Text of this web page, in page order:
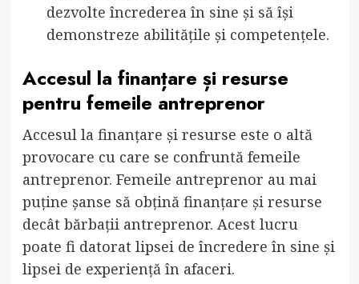
dezvolte încrederea în sine și să își
demonstreze abilitățile și competențele.
Accesul la finanțare și resurse
pentru femeile antreprenor
Accesul la finanțare și resurse este o altă
provocare cu care se confruntă femeile
antreprenor. Femeile antreprenor au mai
puține șanse să obțină finanțare și resurse
decât bărbații antreprenor. Acest lucru
poate fi datorat lipsei de încredere în sine și
lipsei de experiență în afaceri.